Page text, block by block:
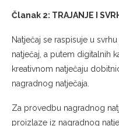
Članak 2: TRAJANJE I
Natječaj se raspisuje u
natječaj, a putem digitalnih
kreativnom natječaju
nagradnog natječaja.
Za provedbu nagradnog
proizlaze iz nagradnog